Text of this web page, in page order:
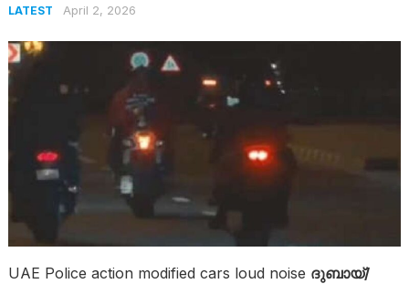
LATEST April 2, 2026
UAE Police action modified cars loud noise ദുബായ്/